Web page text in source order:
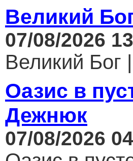
Великий
07/08/2026
Великий Бог
Оазис в
Дежнюк
07/08/2026